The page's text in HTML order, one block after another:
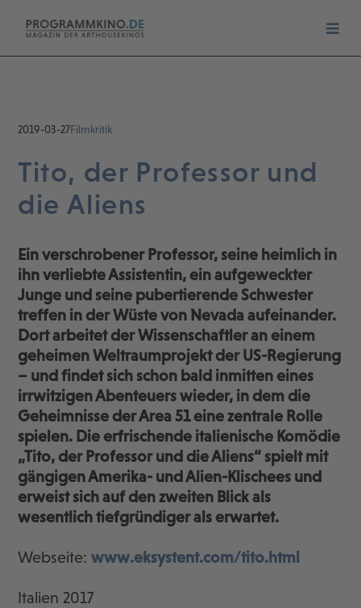
2019-03-27Filmkritik
Tito, der Professor und
die Aliens
Ein verschrobener Professor, seine heimlich in
ihn verliebte Assistentin, ein aufgeweckter
Junge und seine pubertierende Schwester
treffen in der Wüste von Nevada aufeinander.
Dort arbeitet der Wissenschaftler an einem
geheimen Weltraumprojekt der US-Regierung
– und findet sich schon bald inmitten eines
irrwitzigen Abenteuers wieder, in dem die
Geheimnisse der Area 51 eine zentrale Rolle
spielen. Die erfrischende italienische Komödie
„Tito, der Professor und die Aliens“ spielt mit
gängigen Amerika- und Alien-Klischees und
erweist sich auf den zweiten Blick als
wesentlich tiefgründiger als erwartet.
Webseite:www.eksystent.com/tito.html
Italien 2017